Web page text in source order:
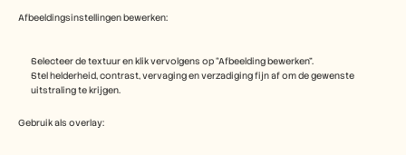
Afbeeldingsinstellingen bewerken:
Selecteer de textuur en klik vervolgens op “Afbeelding bewerken”.
Stel helderheid, contrast, vervaging en verzadiging fijn af om de gewenste
uitstraling te krijgen.
Gebruik als overlay: